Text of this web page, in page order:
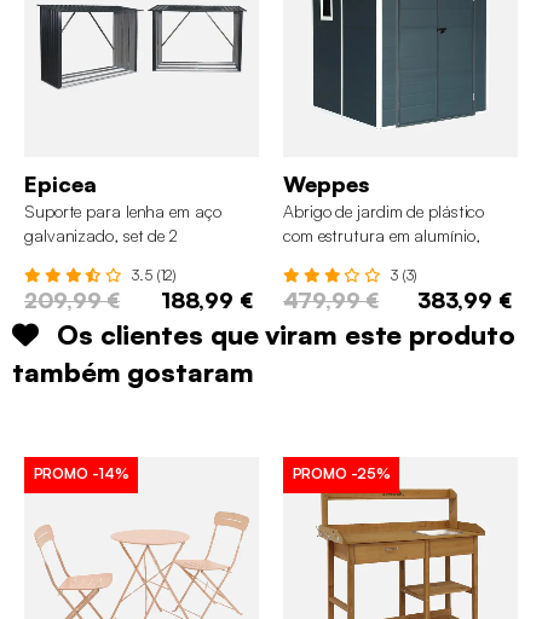
Epicea
Suporte para lenha em aço
galvanizado, set de 2
3.5 (12)
209,99 € 188,99 €
Weppes
Abrigo de jardim de plástico
com estrutura em alumínio,
3 (3)
479,99 € 383,99 €
Os clientes que viram este produto
também gostaram
PROMO -14% PROMO -25%